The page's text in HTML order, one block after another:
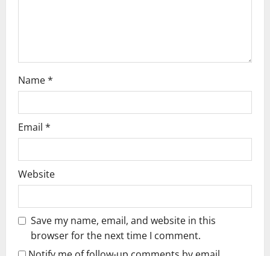
Name*
Email *
Website
Save my name, email, and website in this
browser for the next time I comment.